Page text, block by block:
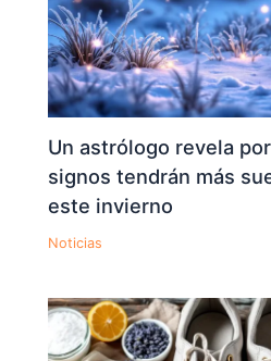
Un astrólogo revela
signos tendrán más
este invierno
Noticias